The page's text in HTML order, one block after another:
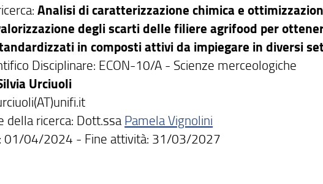
Analisi di caratterizzazione chimica e
degli scarti delle filiere agrifood per
in composti attivi da impiegare in diversi
Disciplinare: ECON-10/A - Scienze merceologiche
Urciuoli
della ricerca: Dott.ssaPamela Vignolini
01/04/2024 - Fine attività: 31/03/2027